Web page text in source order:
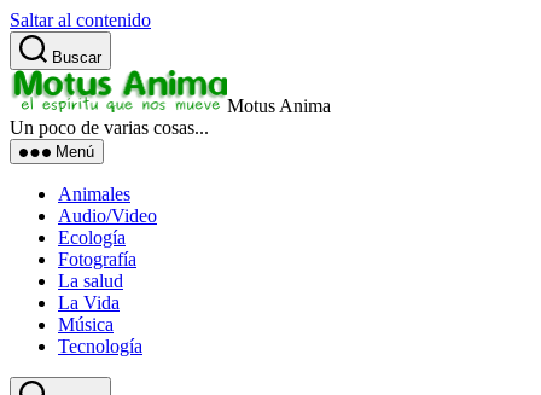
Saltar al contenido
Buscar
Motus Anima
Un poco de varias cosas...
Menú
Animales
Audio/Video
Ecología
Fotografía
La salud
La Vida
Música
Tecnología